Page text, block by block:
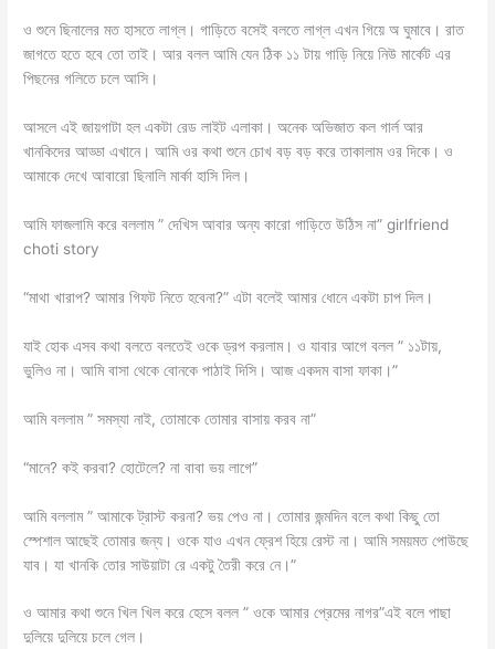
ও শুনে ছিনালের মত হাসতে লাগ্ল। গাড়িতে বসেই বলতে লাগ্ল এখন গিয়ে অ ঘুমাবে। রাত
জাগতে হতে হবে তো তাই। আর বলল আমি যেন ঠিক ১১ টায় গাড়ি নিয়ে নিউ মার্কেট এর
পিছনের গলিতে চলে আসি।
আসলে এই জায়গাটা হল একটা রেড লাইট এলাকা। অনেক অভিজাত কল গার্ল আর
খানকিদের আড্ডা এখানে। আমি ওর কথা শুনে চোখ বড় বড় করে তাকালাম ওর দিকে। ও
আমাকে দেখে আবারো ছিনালি মার্কা হাসি দিল।
আমি ফাজলামি করে বললাম ” দেখিস আবার অন্য কারো গাড়িতে উঠিস না” girlfriend
choti story
“মাথা খারাপ? আমার গিফট নিতে হবেনা?” এটা বলেই আমার ধোনে একটা চাপ দিল।
যাই হোক এসব কথা বলতে বলতেই ওকে ড্রপ করলাম। ও যাবার আগে বলল ” ১১টায়,
ভুলিও না। আমি বাসা থেকে বোনকে পাঠাই দিসি। আজ একদম বাসা ফাকা।”
আমি বললাম ” সমস্যা নাই, তোমাকে তোমার বাসায় করব না”
“মানে? কই করবা? হোটেলে? না বাবা ভয় লাগে”
আমি বললাম ” আমাকে ট্রাস্ট করনা? ভয় পেও না। তোমার জন্মদিন বলে কথা কিছু তো
স্পেশাল আছেই তোমার জন্য। ওকে যাও এখন ফ্রেশ হিয়ে রেস্ট না। আমি সময়মত পোউছে
যাব। যা খানকি তোর সাউয়াটা রে একটু তৈরী করে নে।”
ও আমার কথা শুনে খিল খিল করে হেসে বলল ” ওকে আমার প্রেমের নাগর”এই বলে পাছা
দুলিয়ে দুলিয়ে চলে গেল।